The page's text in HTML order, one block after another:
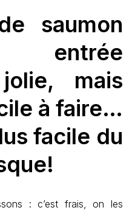
saumon
entrée
mais
à faire…
facile du
: c’est frais, on les